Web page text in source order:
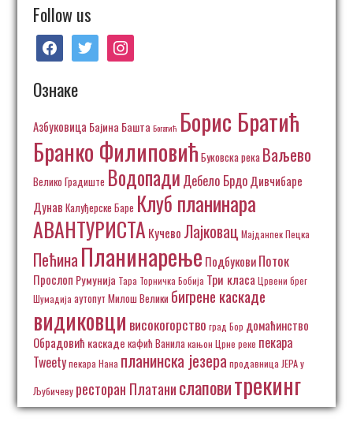
Follow us
facebooktwitter instagram
Ознаке
Азбуковица Бајина Башта Богатић Борис Братић
Бранко Филиповић Буковска река Ваљево
Велико Градиште Водопади Дебело БрдоДивчибаре
Дунав Калуђерске Баре Клуб планинара
АВАНТУРИСТА Кучево Лајковац Мајданпек Пецка
Пећина Планинарење ПодбуковиПоток
Прослоп Румунија Тара Торничка Бобија Три класа Црвени брег
Шумадија аутопут Милош Велики бигрене каскаде
видиковци високогорство град Бор домаћинство
Обрадовић каскаде кафић Ванила кањон Црне реке пекара
Tweetyпекара Нана планинска језера продавница ЈЕРА у
Љубичеву ресторан Платанислаповитрекинг